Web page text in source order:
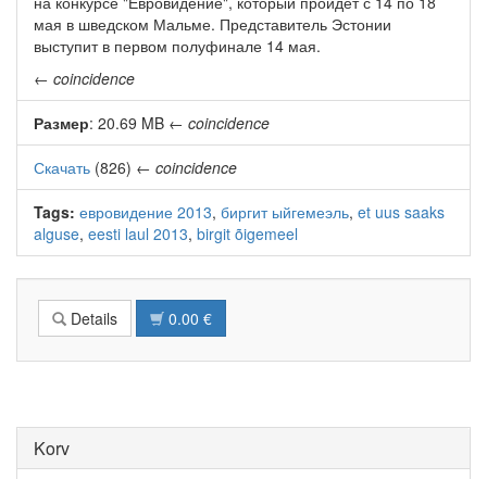
мая в шведском Мальме. Представитель Эстонии
выступит в первом полуфинале 14 мая.
← coincidence
Размер: 20.69 MB ← coincidence
Скачать (826) ← coincidence
Tags: евровидение 2013, биргит ыйгемеэль, et uus saaks
alguse, eesti laul 2013, birgit õigemeel
Details 0.00 €
Korv